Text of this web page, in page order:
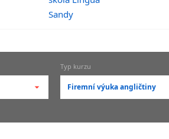
Typ kurzu
Firemní výuka angličtiny